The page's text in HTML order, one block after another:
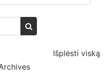
Ieškoti kursų
Išplėsti viską